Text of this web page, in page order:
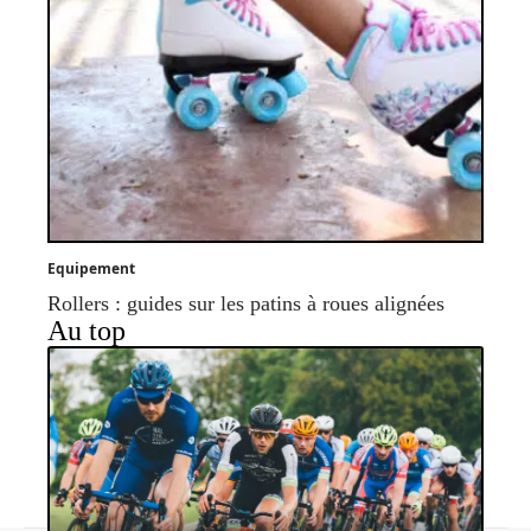
Equipement
Rollers : guides sur les patins à roues alignées
Au top